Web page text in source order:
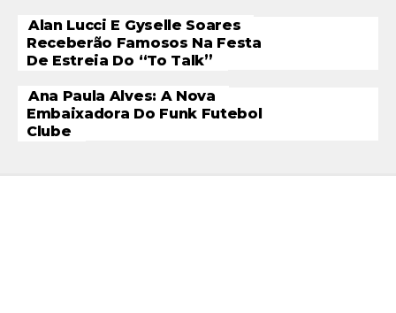
Alan Lucci E Gyselle Soares
Receberão Famosos Na Festa
De Estreia Do “To Talk”
Ana Paula Alves: A Nova
Embaixadora Do Funk Futebol
Clube